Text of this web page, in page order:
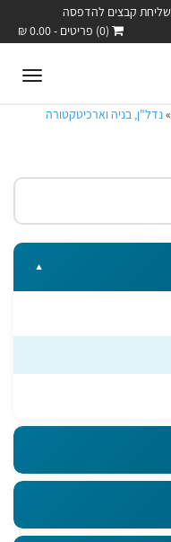
שליחת קבצים להדפסה
(0) פריטים - 0.00 ₪
»נדל"ן, בניה וארכיטקטורה
▼